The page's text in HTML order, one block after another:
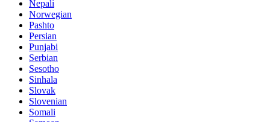
Nepali
Norwegian
Pashto
Persian
Punjabi
Serbian
Sesotho
Sinhala
Slovak
Slovenian
Somali